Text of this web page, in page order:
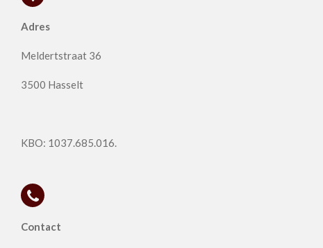
Adres
Meldertstraat 36
3500 Hasselt
KBO: 1037.685.016.
Contact